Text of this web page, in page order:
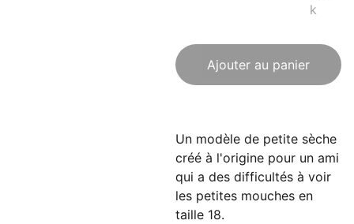
k
Ajouter au panier
Un modèle de petite sèche
créé à l'origine pour un ami
qui a des difficultés à voir
les petites mouches en
taille 18.